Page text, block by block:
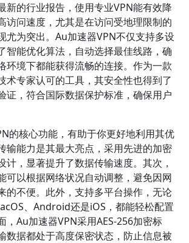
新的行业报告，使用专业VPN能有效降
访问速度，尤其是在访问受地理限制的
尤为突出。Au加速器VPN不仅支持多设
智能优化算法，自动选择最佳线路，确
环境下都能获得流畅的连接。作为一款
术专家认可的工具，其安全性也得到了
证，符合国际数据保护标准，确保用户
的核心功能，有助于你更好地利用其优
输能力是其最大亮点，采用先进的加密
计，显著提升了数据传输速度。其次，
可以根据网络状况自动调整，避免因网
的不便。此外，支持多平台操作，无论
、Android还是iOS，都能轻松配置
，Au加速器VPN采用AES-256加密标
数据都处于高度保密状态，防止信息被